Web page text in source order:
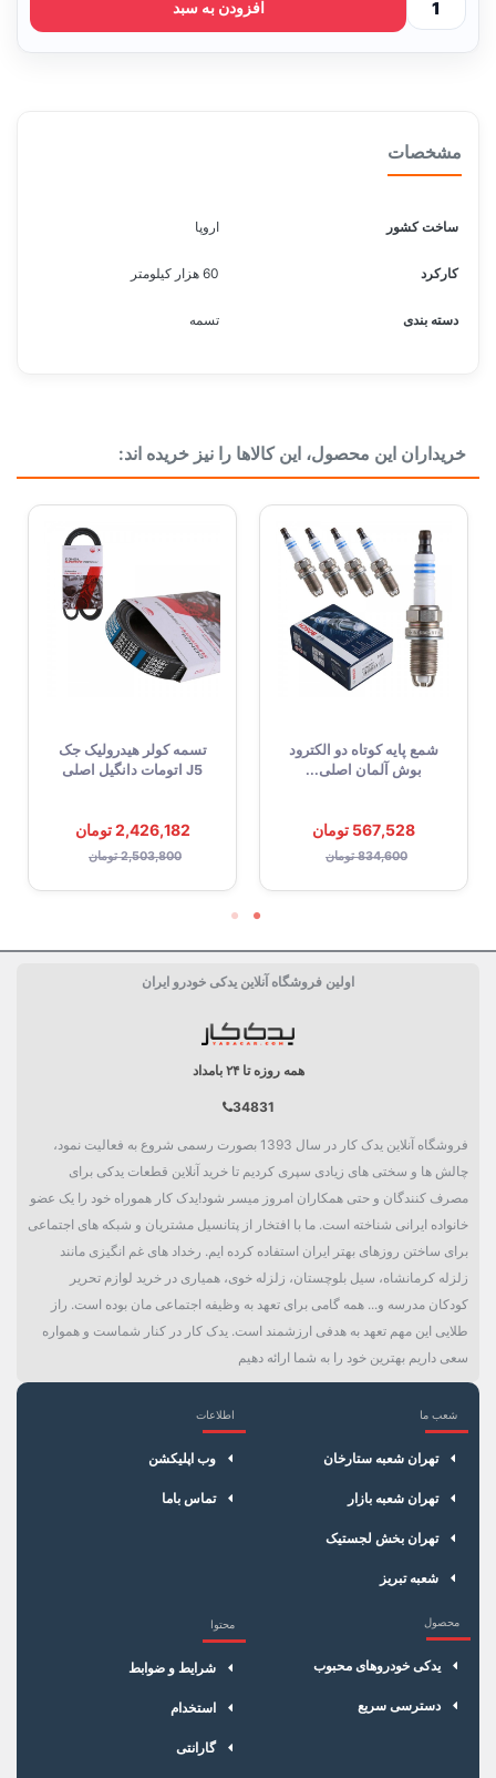
افزودن به سبد
مشخصات
ساخت کشور اروپا
کارکرد 60 هزار کیلومتر
دسته بندی تسمه
خریداران این محصول، این کالاها را نیز خریده اند:
شمع پایه کوتاه دو الکترود
بوش آلمان اصلی...
567,528 تومان
834,600 تومان
تسمه کولر هیدرولیک جک
J5 اتومات دانگیل اصلی
2,426,182 تومان
2,503,800 تومان
اولین فروشگاه آنلاین یدکی خودرو ایران
همه روزه تا ۲۴ بامداد
34831
فروشگاه آنلاین یدک کار در سال 1393 بصورت رسمی شروع به فعالیت نمود،
چالش ها و سختی های زیادی سپری کردیم تا خرید آنلاین قطعات یدکی برای
مصرف کنندگان و حتی همکاران امروز میسر شود!یدک کار هموراه خود را یک عضو
خانواده ایرانی شناخته است. ما با افتخار از پتانسیل مشتریان و شبکه های اجتماعی
برای ساختن روزهای بهتر ایران استفاده کرده ایم. رخداد های غم انگیزی مانند
زلزله کرمانشاه، سیل بلوچستان، زلزله خوی، همیاری در خرید لوازم تحریر
کودکان مدرسه و... همه گامی برای تعهد به وظیفه اجتماعی مان بوده است. راز
طلایی این مهم تعهد به هدفی ارزشمند است. یدک کار در کنار شماست و همواره
سعی داریم بهترین خود را به شما ارائه دهیم
شعب ما
تهران شعبه ستارخان
تهران شعبه بازار
تهران بخش لجستیک
شعبه تبریز
اطلاعات
وب اپلیکشن
تماس باما
محصول
یدکی خودروهای محبوب
دسترسی سریع
محتوا
شرایط و ضوابط
استخدام
گارانتی
×